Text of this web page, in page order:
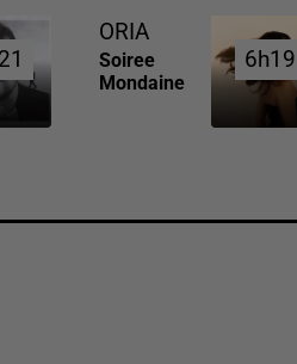
ORIA
Soiree
Mondaine
6h19
6h19